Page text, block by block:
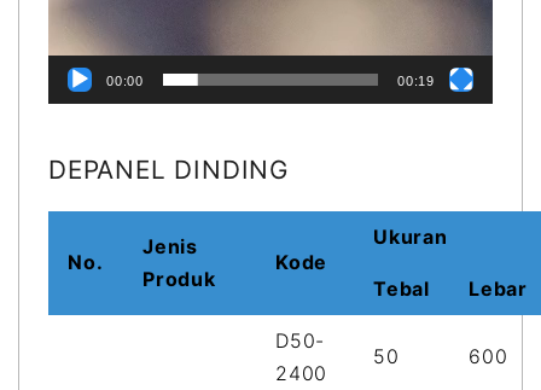
00:00 00:19
DEPANEL DINDING
No.
Jenis
Produk
Kode
Ukuran
Tebal Lebar
D50-
2400
50 600